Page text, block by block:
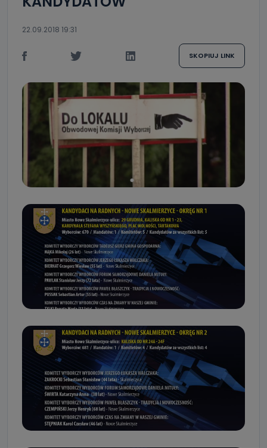
22.09.2018 19:31
SKOPIUJ LINK